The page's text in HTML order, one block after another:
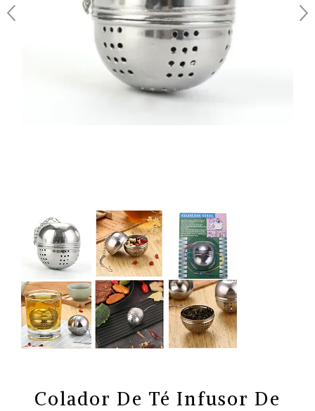
Colador De Té Infusor De